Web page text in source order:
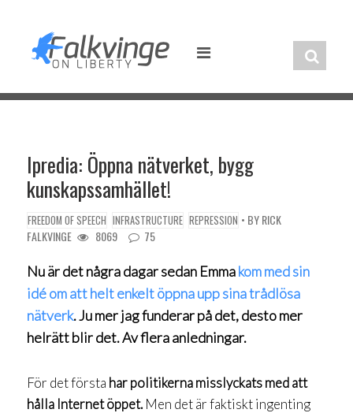
content
Ipredia: Öppna nätverket, bygg
kunskapssamhället!
FREEDOM OF SPEECH INFRASTRUCTURE REPRESSION • BYRICK
FALKVINGE
8069 75
Nu är det några dagar sedan Emmakom med sin
idé om att helt enkelt öppna upp sina trådlösa
nätverk. Ju mer jag funderar på det, desto mer
helrätt blir det. Av flera anledningar.
För det första har politikerna misslyckats med att
hålla Internet öppet. Men det är faktiskt ingenting